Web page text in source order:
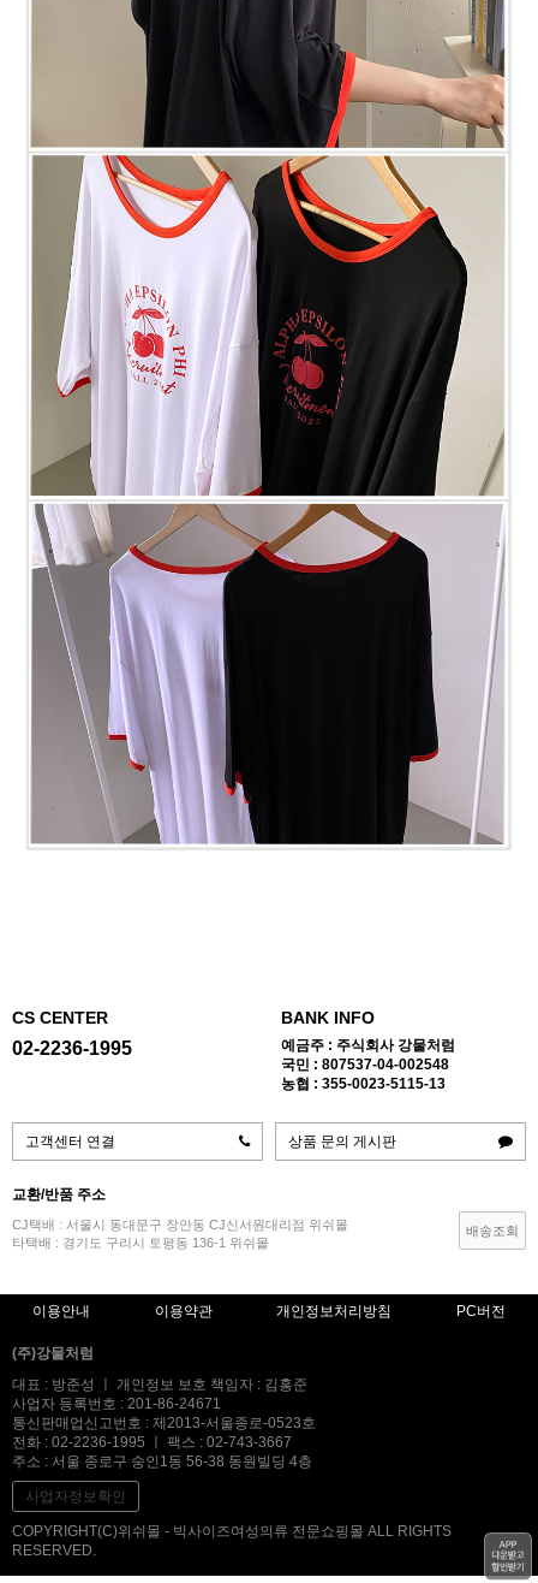
CS CENTER
02-2236-1995
BANK INFO
예금주 : 주식회사 강물처럼
국민 : 807537-04-002548
농협 : 355-0023-5115-13
고객센터 연결 상품 문의 게시판
교환/반품 주소
CJ택배 : 서울시 동대문구 장안동 CJ신서원대리점 위쉬몰
타택배 : 경기도 구리시 토평동 136-1 위쉬몰
배송조회
이용안내 이용약관 개인정보처리방침 PC버전
(주)강물처럼
대표 : 방준성 ㅣ 개인정보 보호 책임자 : 김홍준
사업자 등록번호 : 201-86-24671
통신판매업신고번호 : 제2013-서울종로-0523호
전화 : 02-2236-1995 ㅣ 팩스 : 02-743-3667
주소 : 서울 종로구 숭인1동 56-38 동원빌딩 4층
사업자정보확인
COPYRIGHT(C)위쉬몰 - 빅사이즈여성의류 전문쇼핑몰 ALL RIGHTS
RESERVED.